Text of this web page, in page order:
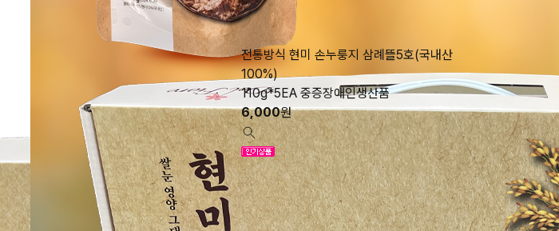
전통방식 현미 손누룽지 삼례뜰5호(국내산
100%)
110g*5EA 중증장애인생산품
6,000원